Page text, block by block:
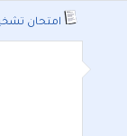
امتحان